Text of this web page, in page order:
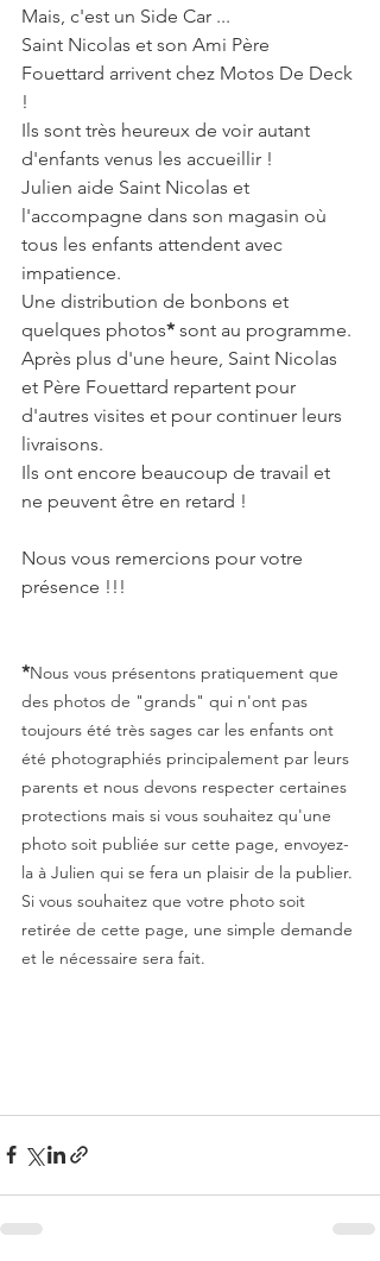
Mais, c'est un Side Car ...
Saint Nicolas et son Ami Père
Fouettard arrivent chez Motos De Deck
!
Ils sont très heureux de voir autant
d'enfants venus les accueillir !
Julien aide Saint Nicolas et
l'accompagne dans son magasin où
tous les enfants attendent avec
impatience.
Une distribution de bonbons et
quelques photos* sont au programme.
Après plus d'une heure, Saint Nicolas
et Père Fouettard repartent pour
d'autres visites et pour continuer leurs
livraisons.
Ils ont encore beaucoup de travail et
ne peuvent être en retard !
Nous vous remercions pour votre
présence !!!
*Nous vous présentons pratiquement que
des photos de "grands" qui n'ont pas
toujours été très sages car les enfants ont
été photographiés principalement par leurs
parents et nous devons respecter certaines
protections mais si vous souhaitez qu'une
photo soit publiée sur cette page, envoyez-
la à Julien qui se fera un plaisir de la publier.
Si vous souhaitez que votre photo soit
retirée de cette page, une simple demande
et le nécessaire sera fait.